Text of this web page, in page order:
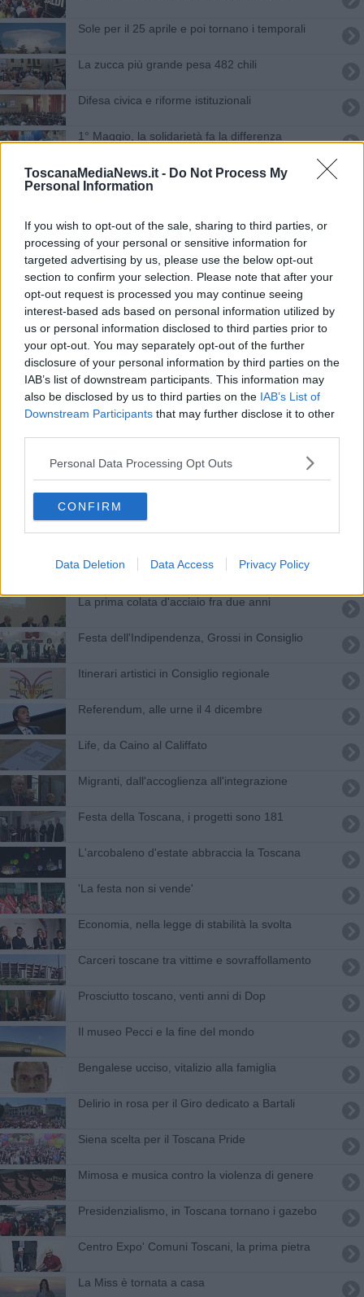
ToscanaMediaNews.it - Do Not Process My
Personal Information
If you wish to opt-out of the sale, sharing to third parties, or
processing of your personal or sensitive information for
targeted advertising by us, please use the below opt-out
section to confirm your selection. Please note that after your
opt-out request is processed you may continue seeing
interest-based ads based on personal information utilized by
us or personal information disclosed to third parties prior to
your opt-out. You may separately opt-out of the further
disclosure of your personal information by third parties on the
IAB’s list of downstream participants. This information may
also be disclosed by us to third parties on the IAB’s List of
Downstream Participants that may further disclose it to other
Personal Data Processing Opt Outs
CONFIRM
Data Deletion Data Access Privacy Policy
Sole per il 25 aprile e poi tornano i temporali
La zucca più grande pesa 482 chili
Difesa civica e riforme istituzionali
1° Maggio, la solidarietà fa la differenza
Festambiente 2014, la bellezza salverà il Paese
Notte di fulmini e temporali, chiusa la Fi-Pi-Li
Il presidente Giani in visita a Rio nell'Elba
Articolo Uno in festa per lanciare un'altra storia
Festa del lavoro al fianco degli operai Maestrelli
Piattaforme digitali per riviste culturali
Grande successo per Palazzo Aperto
Dire sì al futuro, il welfare di domani
Addio a Mitoraj, scultore col cuore in Toscana
"Renzi? No, non mi è piaciuto"
Bertinelli attento! Il presidente Rossi ti "gufa"
La prima colata d'acciaio fra due anni
Festa dell'Indipendenza, Grossi in Consiglio
Itinerari artistici in Consiglio regionale
Referendum, alle urne il 4 dicembre
Life, da Caino al Califfato
Migranti, dall'accoglienza all'integrazione
Festa della Toscana, i progetti sono 181
L'arcobaleno d'estate abbraccia la Toscana
'La festa non si vende'
Economia, nella legge di stabilità la svolta
Carceri toscane tra vittime e sovraffollamento
Prosciutto toscano, venti anni di Dop
Il museo Pecci e la fine del mondo
Bengalese ucciso, vitalizio alla famiglia
Delirio in rosa per il Giro dedicato a Bartali
Siena scelta per il Toscana Pride
Mimosa e musica contro la violenza di genere
Presidenzialismo, in Toscana tornano i gazebo
Centro Expo' Comuni Toscani, la prima pietra
La Miss è tornata a casa